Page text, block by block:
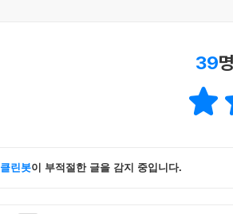
39
클린봇이 부적절한 글을 감지 중입니다.